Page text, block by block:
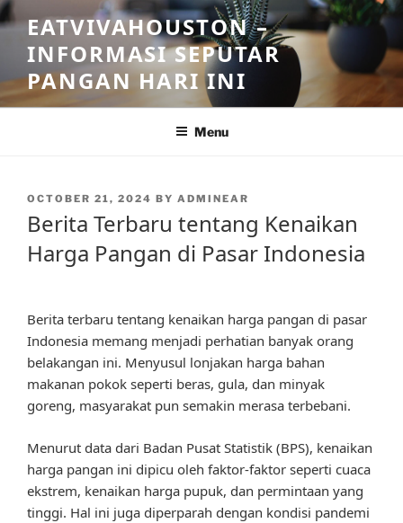
Skip
to
content
EATVIVAHOUSTON –
INFORMASI SEPUTAR
PANGAN HARI INI
Menu
POSTED
OCTOBER 21, 2024 BY ADMINEAR
Berita Terbaru tentang Kenaikan
Harga Pangan di Pasar Indonesia
Berita terbaru tentang kenaikan harga pangan di pasar
Indonesia memang menjadi perhatian banyak orang
belakangan ini. Menyusul lonjakan harga bahan
makanan pokok seperti beras, gula, dan minyak
goreng, masyarakat pun semakin merasa terbebani.
Menurut data dari Badan Pusat Statistik (BPS), kenaikan
harga pangan ini dipicu oleh faktor-faktor seperti cuaca
ekstrem, kenaikan harga pupuk, dan permintaan yang
tinggi. Hal ini juga diperparah dengan kondisi pandemi